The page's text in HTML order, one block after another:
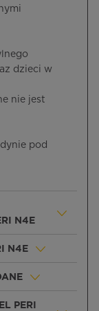
dzieci w
nie jest
pod
N4E
N4E
PERI